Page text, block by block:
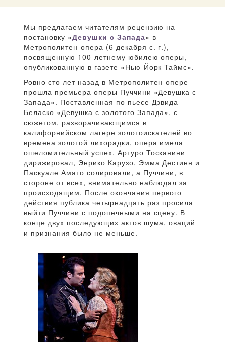
Мы предлагаем читателям рецензию на
постановку «Девушки с Запада» в
Метрополитен-опера (6 декабря с. г.),
посвященную 100-летнему юбилею оперы,
опубликованную в газете «Нью-Йорк Таймс».
Ровно сто лет назад в Метрополитен-опере
прошла премьера оперы Пуччини «Девушка с
Запада». Поставленная по пьесе Дэвида
Беласко «Девушка с золотого Запада», с
сюжетом, разворачивающимся в
калифорнийском лагере золотоискателей во
времена золотой лихорадки, опера имела
ошеломительный успех. Артуро Тосканини
дирижировал, Энрико Карузо, Эмма Дестинн и
Паскуале Амато солировали, а Пуччини, в
стороне от всех, внимательно наблюдал за
происходящим. После окончания первого
действия публика четырнадцать раз просила
выйти Пуччини с подопечными на сцену. В
конце двух последующих актов шума, оваций
и признания было не меньше.